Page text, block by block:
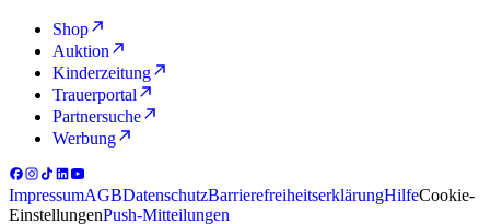
Shop
Auktion
Kinderzeitung
Trauerportal
Partnersuche
Werbung
ImpressumAGBDatenschutzBarrierefreiheitserklärungHilfeCookie-
EinstellungenPush-Mitteilungen